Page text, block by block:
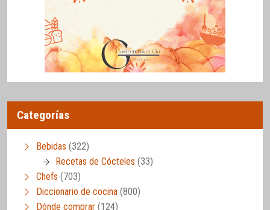
Categorías
Bebidas (322)
Recetas de Cócteles (33)
Chefs (703)
Diccionario de cocina (800)
Dónde comprar (124)